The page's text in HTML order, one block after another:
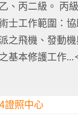
、丙二級。 丙
士工作範圍：
之飛機、發動
基本修護工作...
證照中心